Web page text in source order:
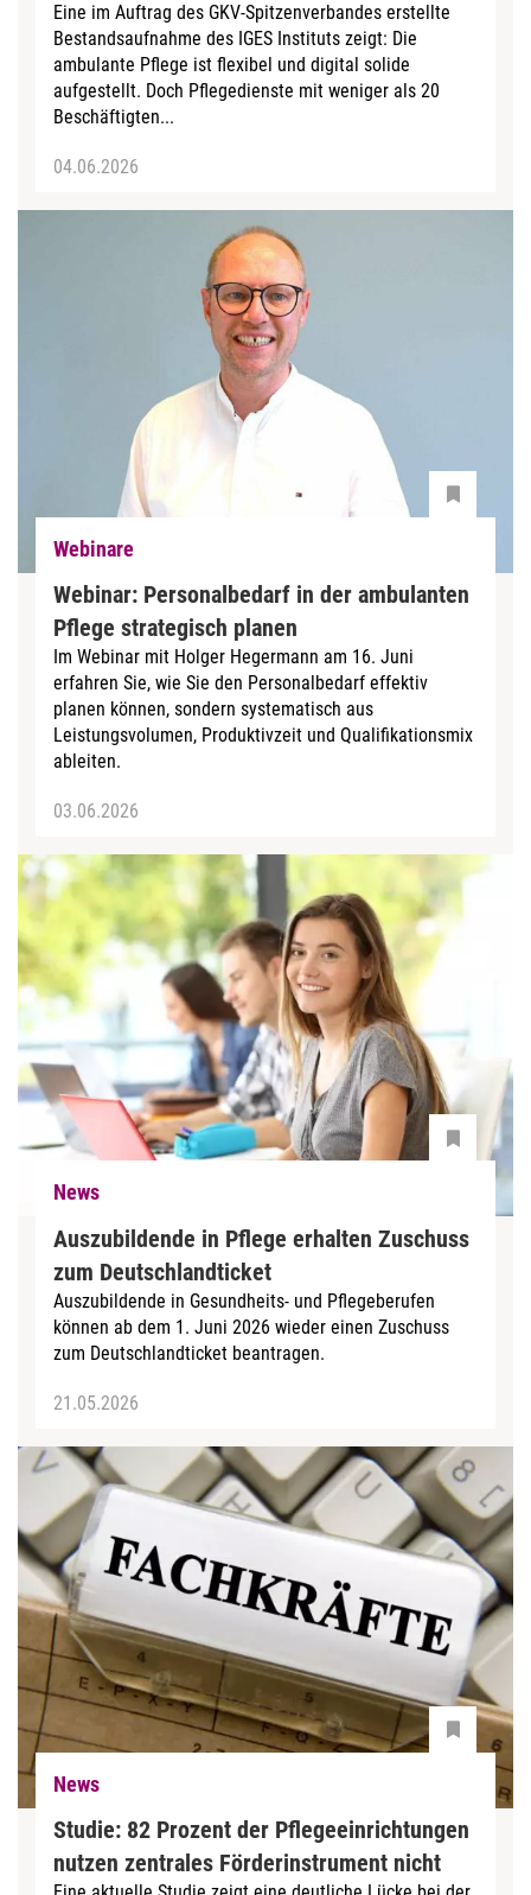
Eine im Auftrag des GKV-Spitzenverbandes erstellte
Bestandsaufnahme des IGES Instituts zeigt: Die
ambulante Pflege ist flexibel und digital solide
aufgestellt. Doch Pflegedienste mit weniger als 20
Beschäftigten...
04.06.2026
Webinare
Webinar: Personalbedarf in der ambulanten
Pflege strategisch planen
Im Webinar mit Holger Hegermann am 16. Juni
erfahren Sie, wie Sie den Personalbedarf effektiv
planen können, sondern systematisch aus
Leistungsvolumen, Produktivzeit und Qualifikationsmix
ableiten.
03.06.2026
News
Auszubildende in Pflege erhalten Zuschuss
zum Deutschlandticket
Auszubildende in Gesundheits- und Pflegeberufen
können ab dem 1. Juni 2026 wieder einen Zuschuss
zum Deutschlandticket beantragen.
21.05.2026
News
Studie: 82 Prozent der Pflegeeinrichtungen
nutzen zentrales Förderinstrument nicht